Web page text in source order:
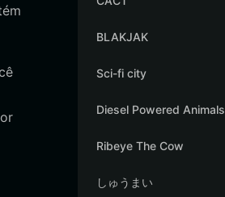
BLAKJAK
Sci-fi city
Diesel Powered Animals
Ribeye The Cow
しゅうまい